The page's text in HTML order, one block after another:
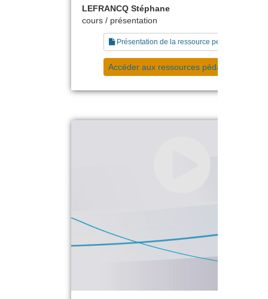
LEFRANCQ Stéphane
cours / présentation
Présentation de la ressource pédagogique
Accéder aux ressources pédagogiques